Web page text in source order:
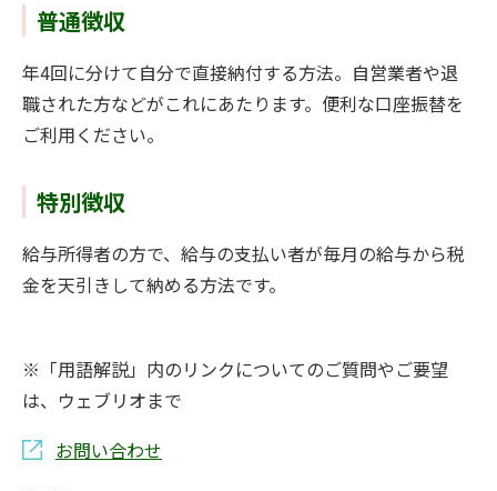
普通徴収
年4回に分けて自分で直接納付する方法。自営業者や退
職された方などがこれにあたります。便利な口座振替を
ご利用ください。
特別徴収
給与所得者の方で、給与の支払い者が毎月の給与から税
金を天引きして納める方法です。
※「用語解説」内のリンクについてのご質問やご要望
は、ウェブリオまで
お問い合わせ